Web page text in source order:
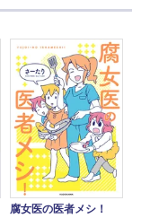
腐女医の医者メシ！